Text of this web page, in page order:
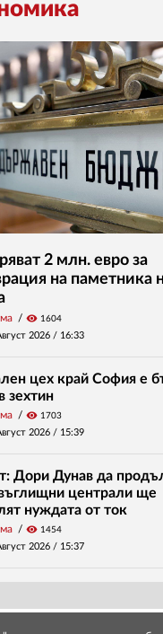
2 млн. евро за
на паметника
visibility 1604
2026 / 16:33
цех край София е
зехтин
visibility 1703
2026 / 15:39
Дори Дунав да
централи ще
нуждата от ток
visibility 1454
2026 / 15:37